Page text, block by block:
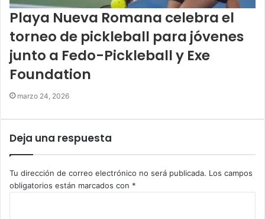
Playa Nueva Romana celebra el
torneo de pickleball para jóvenes
junto a Fedo-Pickleball y Exe
Foundation
marzo 24, 2026
Deja una respuesta
Tu dirección de correo electrónico no será publicada. Los campos
obligatorios están marcados con *